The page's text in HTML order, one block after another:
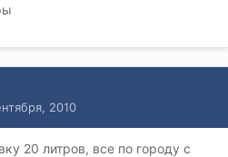
2010
20 литров, все по городу с